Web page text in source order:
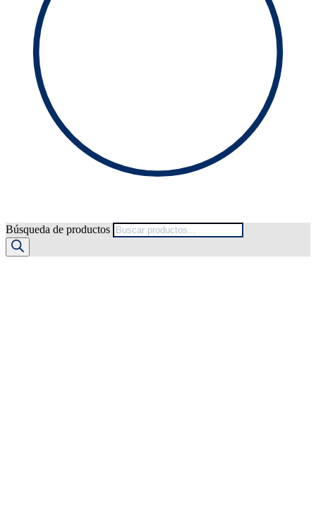
Búsqueda de productos